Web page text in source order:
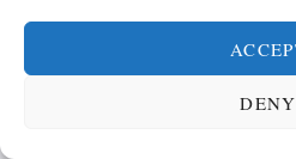
DENY
eller vil prøve noe nytt, er vi her
dine helse- og livsstilsmål.”